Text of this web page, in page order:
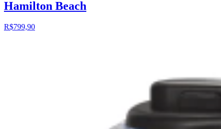
Hamilton Beach
R$799,90